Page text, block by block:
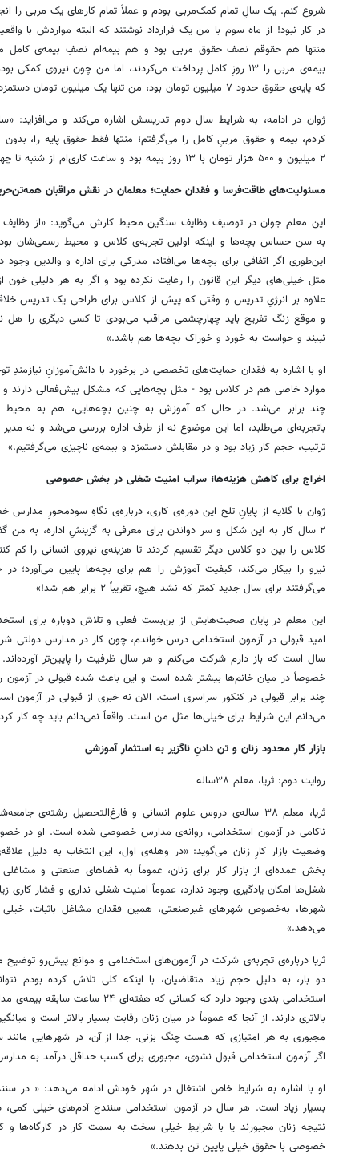
شروع کنم. یک سالِ تمام کمک‌مربی بودم و عملاً تمام کارهای یک مربی را
در کار نبود! از ماه سوم با من یک قرارداد نوشتند که البته مواردش با
منتها هم حقوقم نصف حقوق مربی بود و هم بیمه‌ام نصفِ بیمه‌ی کامل
که پایه‌ی حقوق حدود ۷ میلیون تومان بود، من تنها یک میلیون تومان دستمزد می‌گرفتم. »
ژوان در ادامه، به شرایط سال دوم تدریسش اشاره می‌کند و می‌افزاید:
کردم، بیمه و حقوق مربیِ کامل را می‌گرفتم؛ منتها فقط حقوق پایه را،
۲ میلیون و ۵۰۰ هزار تومان با ۱۳ روز بیمه بود و ساعت کاری‌ام از شنبه تا چهارشنبه، روزی چهار و نیم ساعت.»
مسئولیت‌های طاقت‌فرسا و فقدان حمایت؛ معلمان در نقش مراقبان
این معلم جوان در توصیف وظایف سنگین محیط کارش می‌گوید: «از وظایف
به سن حساس بچه‌ها و اینکه اولین تجربه‌ی کلاس و محیط رسمی‌شان بود،
این‌طوری اگر اتفاقی برای بچه‌ها می‌افتاد، مدرکی برای اداره و والدین
مثل خیلی‌های دیگر این قانون را رعایت نکرده بود و اگر به هر دلیلی
علاوه بر انرژیِ تدریس و وقتی که پیش از کلاس برای طراحی یک تدریس
و موقع زنگ تفریح باید چهارچشمی مراقب می‌بودی تا کسی دیگری را هل
نبیند و حواست به خورد و خوراک بچه‌ها هم باشد.»
او با اشاره به فقدان حمایت‌های تخصصی در برخورد با دانش‌آموزانِ نیازمندِ
موارد خاصی هم در کلاس بود - مثل بچه‌هایی که مشکل بیش‌فعالی دارند و
چند برابر می‌شد. در حالی که آموزش به چنین بچه‌هایی، هم به محیط
باتجربه‌ای می‌طلبد، اما این موضوع نه از طرف اداره بررسی می‌شد و نه
ترتیب، حجم کار زیاد بود و در مقابلش دستمزد و بیمه‌ی ناچیزی می‌گرفتیم.»
اخراج برای کاهش هزینه‌ها؛ سراب امنیت شغلی در بخش خصوصی
ژوان با گلایه از پایانِ تلخ این دوره‌ی کاری، درباره‌ی نگاهِ سودمحورِ
۲ سال کار به این شکل و سر دواندن برای معرفی به گزینشِ اداره، به من
کلاس را بین دو کلاس دیگر تقسیم کردند تا هزینه‌ی نیروی انسانی را کم
نیرو را بیکار می‌کند، کیفیت آموزش را هم برای بچه‌ها پایین می‌آورد؛
می‌گرفتند برای سال جدید کمتر که نشد هیچ، تقریباً ۲ برابر هم شد!»
این معلم در پایان صحبت‌هایش از بن‌بستِ فعلی و تلاش دوباره برای
سال است که باز دارم شرکت می‌کنم و هر سال ظرفیت را پایین‌تر آورده‌اند.
خصوصاً در میان خانم‌ها بیشتر شده است و این باعث شده قبولی در آزمون
چند برابر قبولی در کنکور سراسری است. الان نه خبری از قبولی در
می‌دانم این شرایط برای خیلی‌ها مثل من است. واقعاً نمی‌دانم باید چه کار
بازار کارِ محدود زنان و تن دادنِ ناگزیر به استثمارِ آموزشی
روایت دوم: ثریا، معلم ۳۸ساله
ثریا، معلم ۳۸ ساله‌ی دروس علوم انسانی و فارغ‌التحصیل رشته‌ی
ناکامی در آزمون استخدامی، روانه‌ی مدارس خصوصی شده است. او در
وضعیت بازار کارِ زنان می‌گوید: «در وهله‌ی اول، این انتخاب به دلیل
بخش عمده‌ای از بازار کار برای زنان، عموماً به فضاهای صنعتی و
شغل‌ها امکان یادگیری وجود ندارد، عموماً امنیت شغلی نداری و فشار کاری
شهرها، به‌خصوص شهرهای غیرصنعتی، همین فقدان مشاغل باثبات،
می‌دهد.»
ثریا درباره‌ی تجربه‌ی شرکت در آزمون‌های استخدامی و موانع پیش‌رو
دو بار، به دلیل حجم زیاد متقاضیان، با اینکه کلی تلاش کرده بودم
استخدامی‌ بندی وجود دارد که کسانی
بالاتری دارند. از آنجا که عموماً در میان زنان رقابت بسیار بالاتر است و
مجبوری به هر امتیازی که هست چنگ بزنی. جدا از آن، در شهرهایی
اگر آزمون استخدامی قبول نشوی، مجبوری برای کسب حداقل درآمد به
او با اشاره به شرایط خاص اشتغال در شهر خودش ادامه می‌دهد: « در
بسیار زیاد است. هر سال در آزمون استخدامی سنندج آدم‌های خیلی
نتیجه زنان مجبورند یا با شرایطِ خیلی سخت به سمت کار در کارگاه‌ها و
خصوصی با حقوق خیلی پایین تن بدهند.»